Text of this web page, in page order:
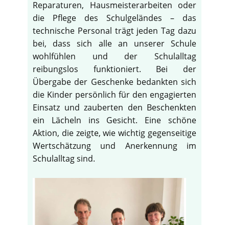
Reparaturen, Hausmeisterarbeiten oder
die Pflege des Schulgeländes – das
technische Personal trägt jeden Tag dazu
bei, dass sich alle an unserer Schule
wohlfühlen und der Schulalltag
reibungslos funktioniert. Bei der
Übergabe der Geschenke bedankten sich
die Kinder persönlich für den engagierten
Einsatz und zauberten den Beschenkten
ein Lächeln ins Gesicht. Eine schöne
Aktion, die zeigte, wie wichtig gegenseitige
Wertschätzung und Anerkennung im
Schulalltag sind.